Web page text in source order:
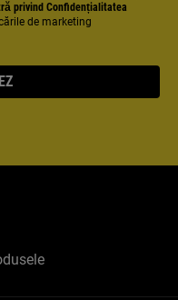
privind Confidențialitatea
de marketing